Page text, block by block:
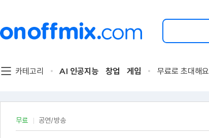
검
할
트
해
요.
카테고리 AI 인공지능 창업 게임 무료로 초대해요
무료 공연/방송